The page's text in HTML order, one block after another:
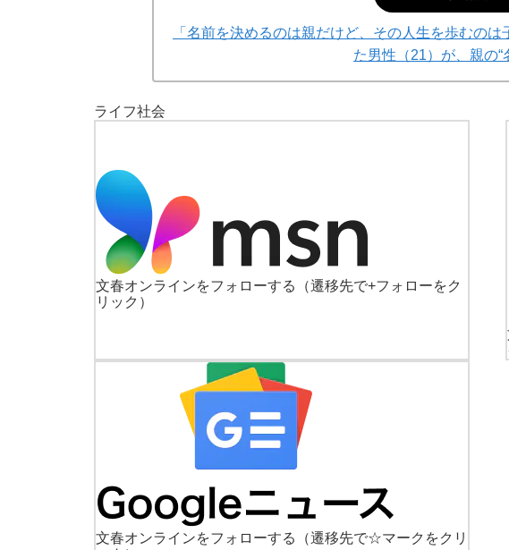
「名前を決めるのは親だけど、その人生を歩むの
た男性（21）が、親の“
ライフ社会
文春オンラインをフォローする
（遷移先で+フォローをク
リック）
文春オンラインをフォローする
（遷移先で☆マークをクリ